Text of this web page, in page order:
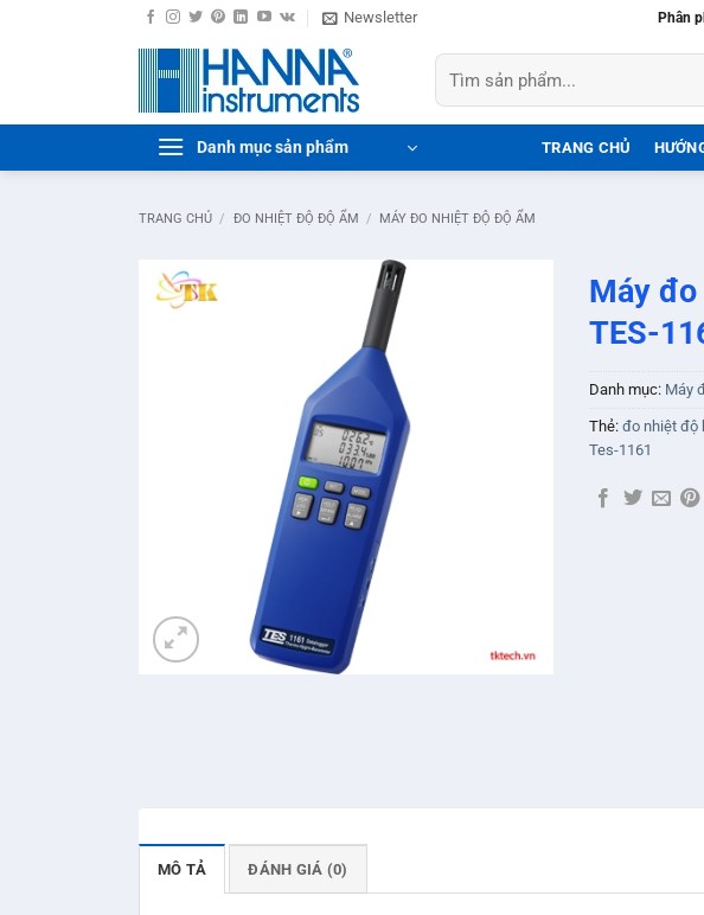
Newsletter Phân
Tìm
kiếm:
Danh mục sản phẩm TRANG CHỦ
TRANG CHỦ / ĐO NHIỆT ĐỘ ĐỘ ẨM / MÁY ĐO NHIỆT ĐỘ ĐỘ ẨM
Máy
TES-
Danh mục: Máy
Thẻ: đo nhiệt độ
Tes-1161
MÔ TẢ ĐÁNH GIÁ (0)